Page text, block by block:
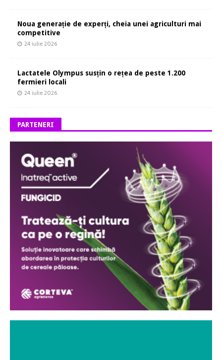
Noua generație de experți, cheia unei agriculturi mai
competitive
24 iulie 2026
Lactatele Olympus susțin o rețea de peste 1.200
fermieri locali
24 iulie 2026
PARTENERI